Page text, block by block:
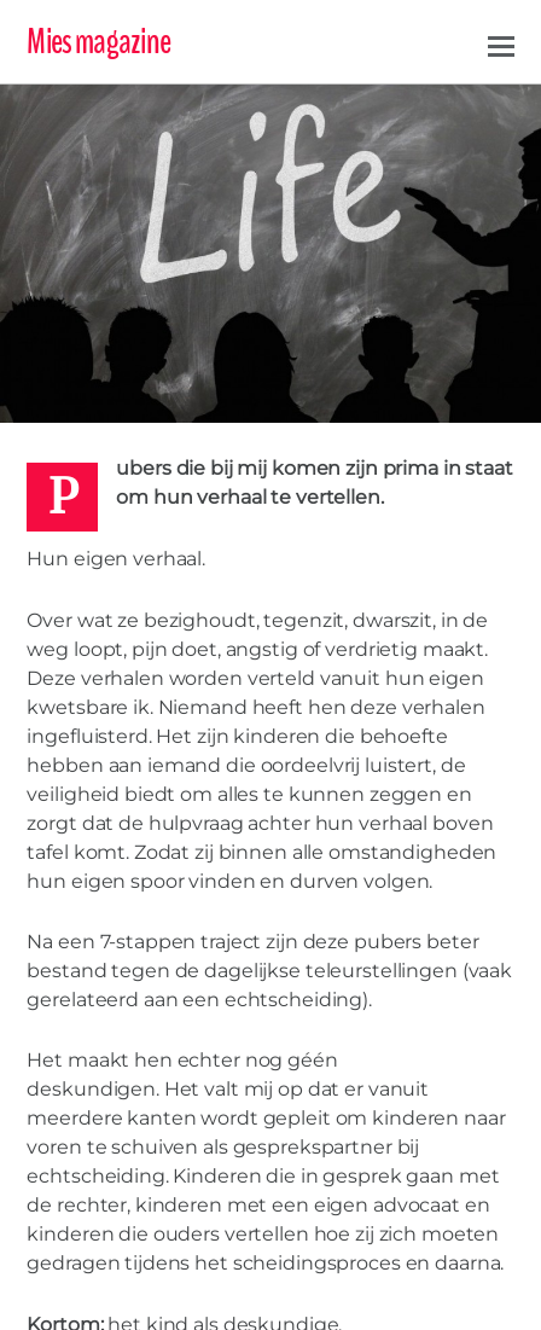
Mies magazine
META 20 JANUARI 2016
ECHTSCHEIDINGSDESKUNDIGE KINDEREN
MIES PARTNERS
Het kind als
echtscheidingsdeskundige: onzin!
P
ubers die bij mij komen zijn prima in staat
om hun verhaal te vertellen.
Hun eigen verhaal.
Over wat ze bezighoudt, tegenzit, dwarszit, in de
weg loopt, pijn doet, angstig of verdrietig maakt.
Deze verhalen worden verteld vanuit hun eigen
kwetsbare ik. Niemand heeft hen deze verhalen
ingefluisterd. Het zijn kinderen die behoefte
hebben aan iemand die oordeelvrij luistert, de
veiligheid biedt om alles te kunnen zeggen en
zorgt dat de hulpvraag achter hun verhaal boven
tafel komt. Zodat zij binnen alle omstandigheden
hun eigen spoor vinden en durven volgen.
Na een 7-stappen traject zijn deze pubers beter
bestand tegen de dagelijkse teleurstellingen (vaak
gerelateerd aan een echtscheiding).
Het maakt hen echter nog géén
deskundigen. Het valt mij op dat er vanuit
meerdere kanten wordt gepleit om kinderen naar
voren te schuiven als gesprekspartner bij
echtscheiding. Kinderen die in gesprek gaan met
de rechter, kinderen met een eigen advocaat en
kinderen die ouders vertellen hoe zij zich moeten
gedragen tijdens het scheidingsproces en daarna.
Kortom:het kind als deskundige.